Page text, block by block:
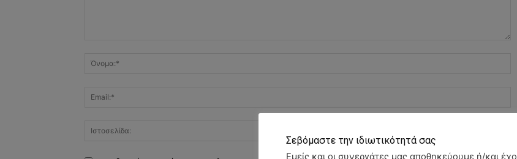
Σεβόμαστε την ιδιωτικότητά σας
Εμείς και οι συνεργάτες μας αποθηκεύουμε ή/και